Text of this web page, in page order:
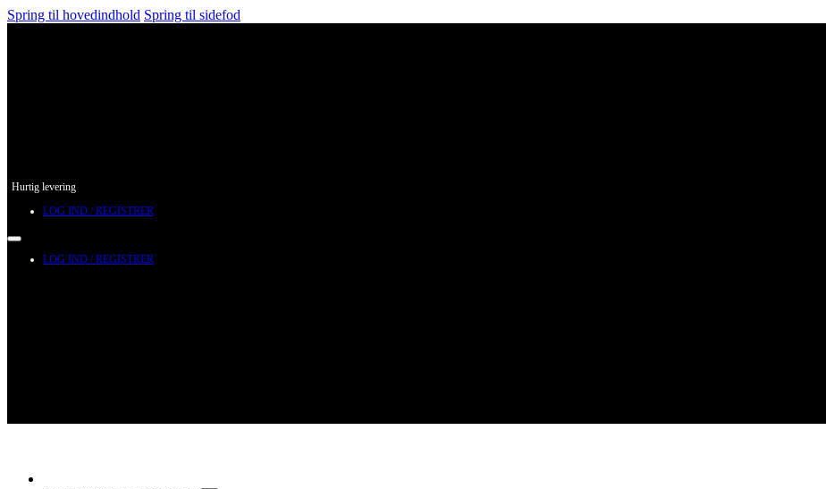
Spring til hovedindhold Spring til sidefod
Hurtig levering
LOG IND / REGISTRER
LOG IND / REGISTRER